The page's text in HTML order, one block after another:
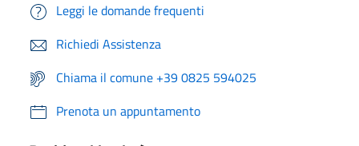
Leggi le domande frequenti
Richiedi Assistenza
Chiama il comune +39 0825 594025
Prenota un appuntamento